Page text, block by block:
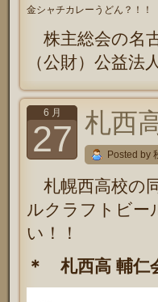
金シャチカレーうどん？！！
株主総会の名
（公財）公益
6 月
27 札西
Posted by
札幌西高校の
ルクラフトビー
い！！
＊ 札西高 輔仁